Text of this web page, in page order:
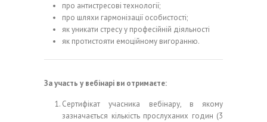
про антистресові технології;
про шляхи гармонізації особистості;
як уникати стресу у професійній діяльності
як протистояти емоційному вигоранню.
За участь у вебінарі ви отримаєте:
Сертифікат учасника вебінару, в якому
зазначається кількість прослуханих годин (3